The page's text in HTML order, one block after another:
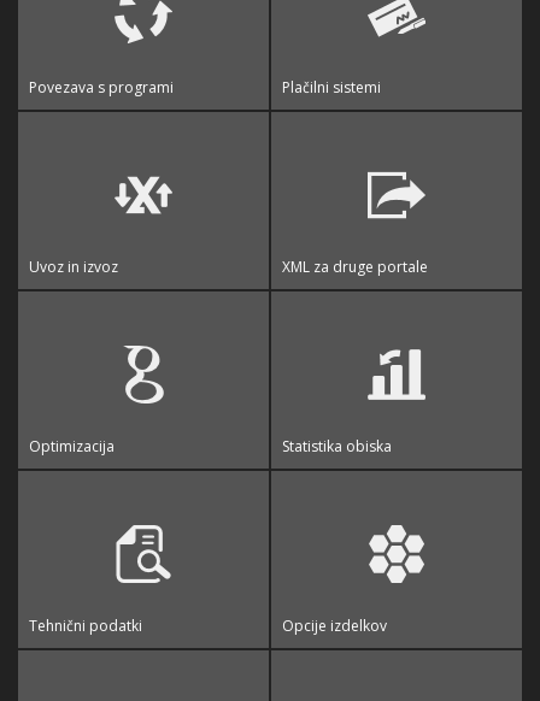
Povezava s programi Plačilni sistemi
Uvoz in izvoz XML za druge portale
Optimizacija Statistika obiska
Tehnični podatki Opcije izdelkov